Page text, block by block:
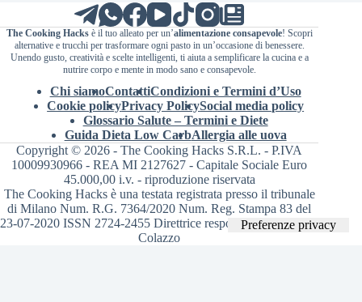
The Cooking Hacksè il tuo alleato per un’alimentazione consapevole! Scopri
alternative e trucchi per trasformare ogni pasto in un’occasione di benessere.
Unendo gusto, creatività e scelte intelligenti, ti aiuta a semplificare la cucina e a
nutrire corpo e mente in modo sano e consapevole.
Chi siamoContattiCondizioni e Termini d’Uso
Cookie policyPrivacy PolicySocial media policy
Glossario Salute – Termini e Diete
Guida Dieta Low CarbAllergia alle uova
Copyright © 2026 - The Cooking Hacks S.R.L. - P.IVA
10009930966 - REA MI 2127627 - Capitale Sociale Euro
45.000,00 i.v. - riproduzione riservata
The Cooking Hacks è una testata registrata presso il tribunale
di Milano Num. R.G. 7364/2020 Num. Reg. Stampa 83 del
23-07-2020 ISSN 2724-2455 Direttrice responsabile Valentina
Colazzo